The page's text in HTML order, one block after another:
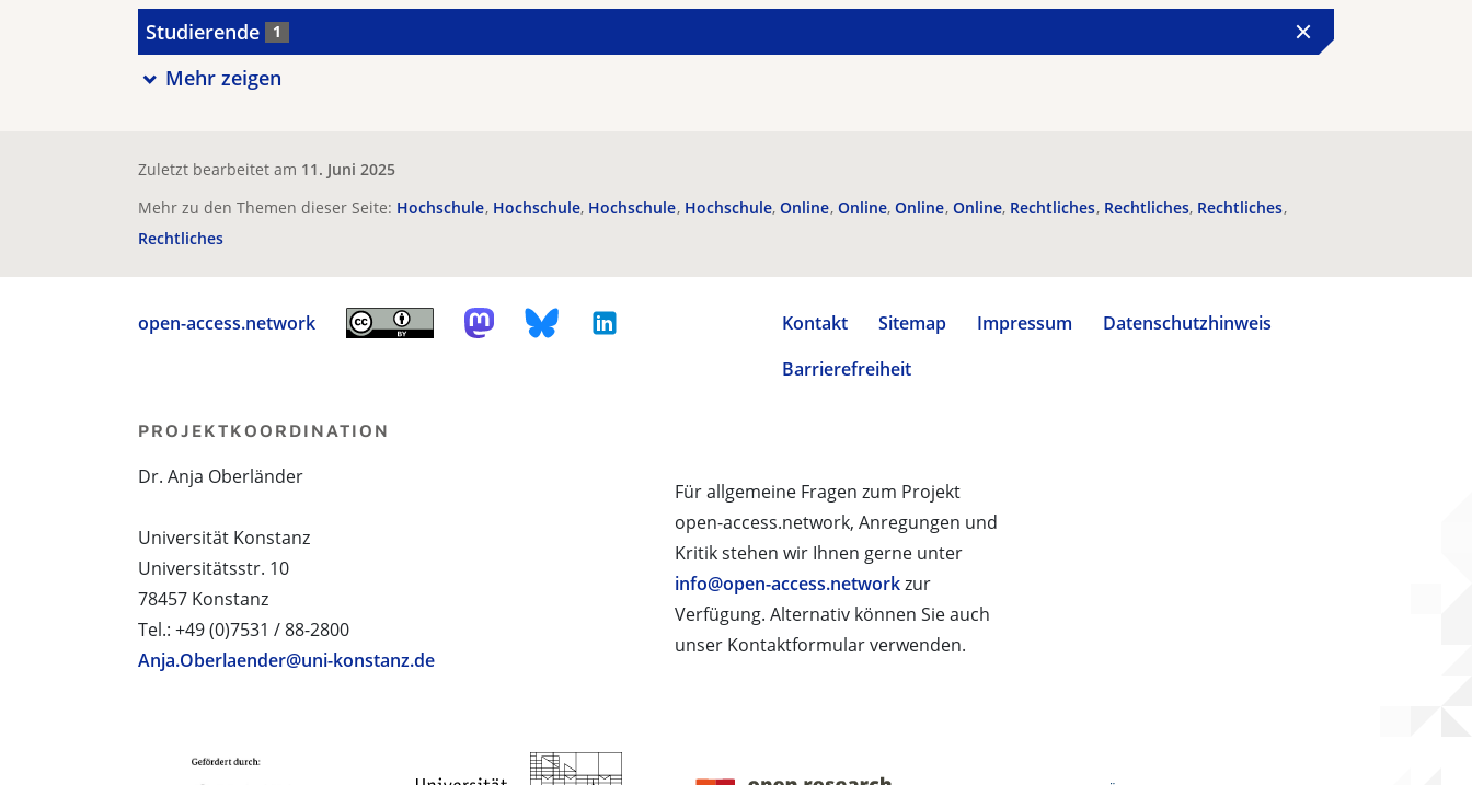
Studierende 1
Mehr zeigen
Zuletzt bearbeitet am 11. Juni 2025
Mehr zu den Themen dieser Seite: Hochschule Hochschule Hochschule Hochschule Online Online Online Online Rechtliches Rechtliches Rechtliches
Rechtliches
open-access.network Kontakt Sitemap Impressum
Datenschutzhinweis
Barrierefreiheit
Für allgemeine Fragen zum Projekt
open-access.network, Anregungen und
Kritik stehen wir Ihnen gerne unter
info@open-access.networkzur
Verfügung. Alternativ können Sie auch
unser Kontaktformular verwenden.
PROJEKTKOORDINATION
Dr. Anja Oberländer
Universität Konstanz
Universitätsstr. 10
78457 Konstanz
Tel.: +49 (0)7531 / 88-2800
Anja.Oberlaender@uni-konstanz.de